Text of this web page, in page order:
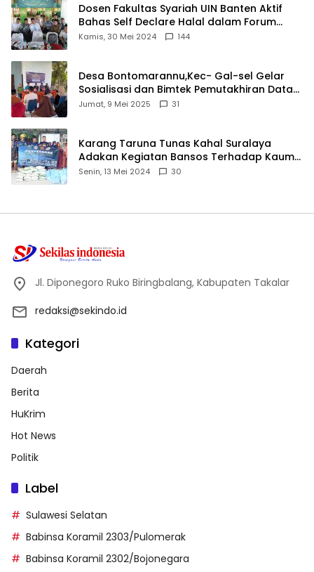
Dosen Fakultas Syariah UIN Banten Aktif
Bahas Self Declare Halal dalam Forum
Ijtima Ulama MUI
Kamis, 30 Mei 2024 144
Desa Bontomarannu,Kec- Gal-sel Gelar
Sosialisasi dan Bimtek Pemutakhiran Data
ID
Jumat, 9 Mei 2025 31
Karang Taruna Tunas Kahal Suralaya
Adakan Kegiatan Bansos Terhadap Kaum
Dhuafa dan Anak Yatim-Piatu
Senin, 13 Mei 2024 30
Jl. Diponegoro Ruko Biringbalang, Kabupaten Takalar
redaksi@sekindo.id
Kategori
Daerah
Berita
HuKrim
Hot News
Politik
Label
Sulawesi Selatan
Babinsa Koramil 2303/Pulomerak
Babinsa Koramil 2302/Bojonegara